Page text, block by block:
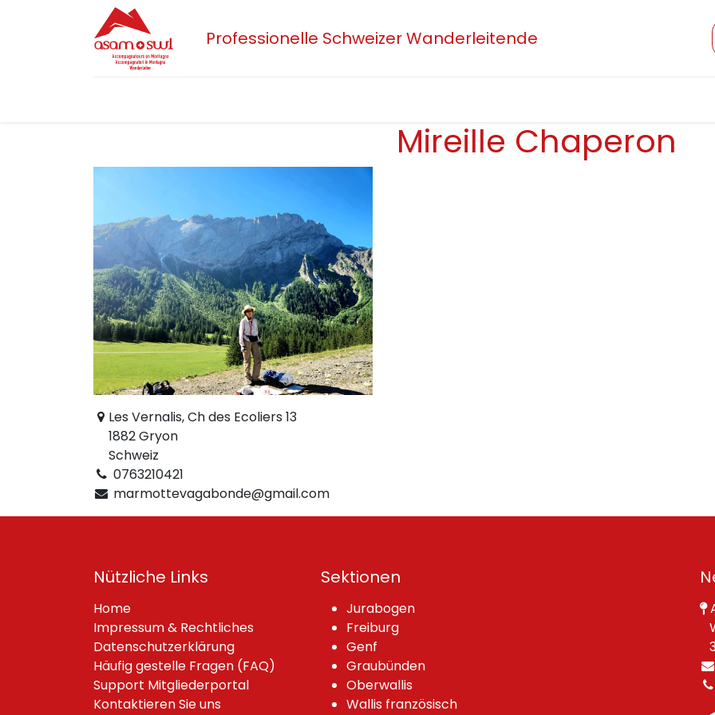
Professionelle Schweizer Wanderleitende
Mireille Chaperon
Les Vernalis, Ch des Ecoliers 13
1882 Gryon
Schweiz
0763210421
marmottevagabonde@gmail.com
Nützliche Links
Home
Impressum & Rechtliches
Datenschutzerklärung
Häufig gestelle Fragen (FAQ)
Support Mitgliederportal
Kontaktieren Sie uns
Sektionen
Jurabogen
Freiburg
Genf
Graubünden
Oberwallis
Wallis französisch